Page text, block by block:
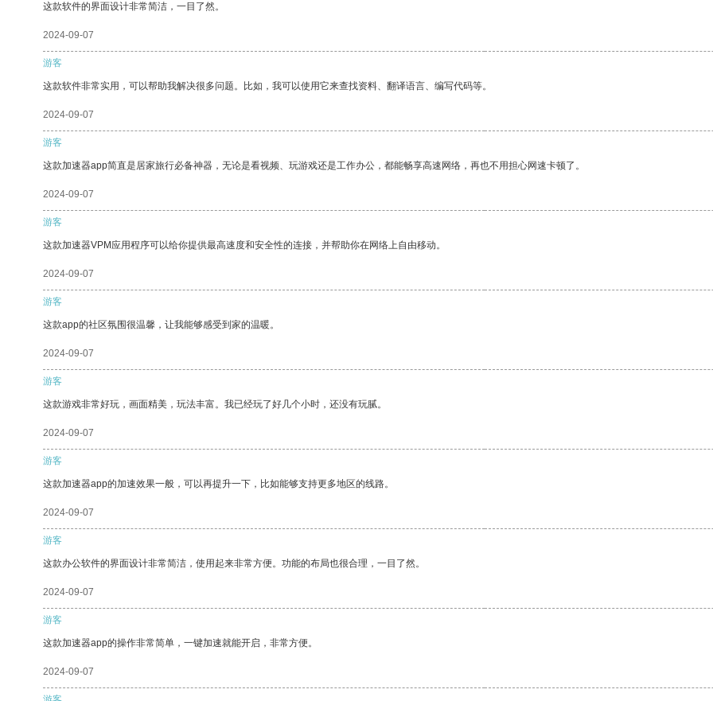
这款软件的界面设计非常简洁，一目了然。
2024-09-07
游客
这款软件非常实用，可以帮助我解决很多问题。比如，我可以使用它来查找资料、翻译语言、编写代码等。
2024-09-07
游客
这款加速器app简直是居家旅行必备神器，无论是看视频、玩游戏还是工作办公，都能畅享高速网络，再也不用担心网速卡顿了。
2024-09-07
游客
这款加速器VPM应用程序可以给你提供最高速度和安全性的连接，并帮助你在网络上自由移动。
2024-09-07
游客
这款app的社区氛围很温馨，让我能够感受到家的温暖。
2024-09-07
游客
这款游戏非常好玩，画面精美，玩法丰富。我已经玩了好几个小时，还没有玩腻。
2024-09-07
游客
这款加速器app的加速效果一般，可以再提升一下，比如能够支持更多地区的线路。
2024-09-07
游客
这款办公软件的界面设计非常简洁，使用起来非常方便。功能的布局也很合理，一目了然。
2024-09-07
游客
这款加速器app的操作非常简单，一键加速就能开启，非常方便。
2024-09-07